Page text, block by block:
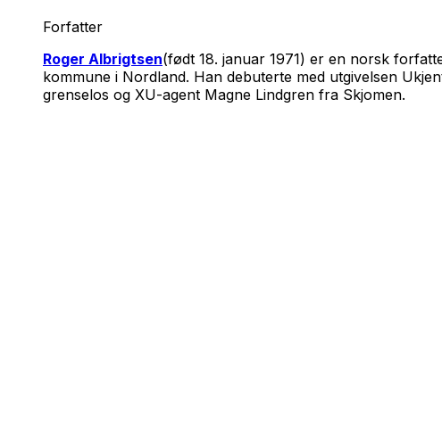
Forfatter
Roger Albrigtsen(født 18. januar 1971) er en norsk
kommune i Nordland. Han debuterte med utgivelsen
grenselos og XU-agent Magne Lindgren fra Skjomen.